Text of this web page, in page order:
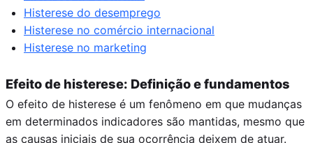
Histerese do desemprego
Histerese no comércio internacional
Histerese no marketing
Efeito de histerese: Definição e fundamentos
O efeito de histerese é um fenômeno em que mudanças
em determinados indicadores são mantidas, mesmo que
as causas iniciais de sua ocorrência deixem de atuar.